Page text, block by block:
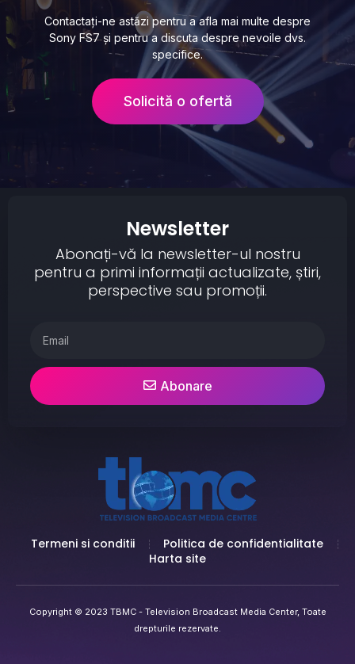
Contactați-ne astăzi pentru a afla mai multe despre
Sony FS7 și pentru a discuta despre nevoile dvs.
specifice.
Solicită o ofertă
Newsletter
Abonați-vă la newsletter-ul nostru
pentru a primi informații actualizate, știri,
perspective sau promoții.
Abonare
Termeni si conditii
Politica de confidentialitate
Harta site
Copyright © 2023 TBMC - Television Broadcast Media Center, Toate
drepturile rezervate.